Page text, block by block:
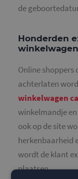
de
Honderden
Online
achterlaten
winkelwagen
winkelmandje
ook op de site
herkenbaarheid
wordt de klant
plaatsen.